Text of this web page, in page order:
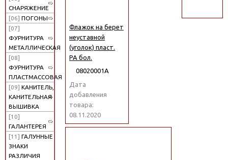
СНАРЯЖЕНИЕ
[06] ПОГОНЫ
[07]
ФУРНИТУРА
МЕТАЛЛИЧЕСКАЯ
[08]
ФУРНИТУРА
ПЛАСТМАССОВАЯ
[09] КАНИТЕЛЬ,
КАНИТЕЛЬНАЯ
ВЫШИВКА
[10]
ГАЛАНТЕРЕЯ
[11] ГАЛУННЫЕ
ЗНАКИ
РАЗЛИЧИЯ
Флажок на берет
неуставной
(уголок) пласт.
РА бол.
08020001А
Дата
добавления
товара:
08.11.2020